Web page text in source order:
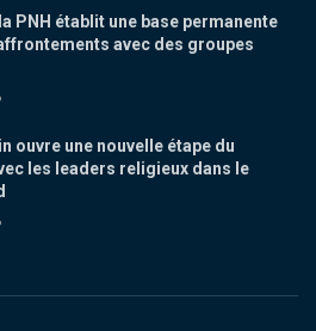
PNH établit une base permanente
avec des groupes
ouvre une nouvelle étape du
les leaders religieux dans le